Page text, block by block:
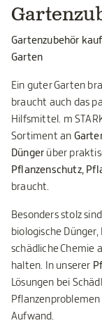
Gartenzubehör
Garten
Ein guter Garten
braucht auch das
Hilfsmittel. m
Sortiment an
Dünger über
Pflanzenschutz,
braucht.
Besonders stolz
biologische
schädliche Chemie
halten. In unserer
Lösungen bei
Aufwand.